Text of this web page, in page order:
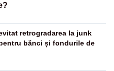
retrogradarea la junk
bănci și fondurile de